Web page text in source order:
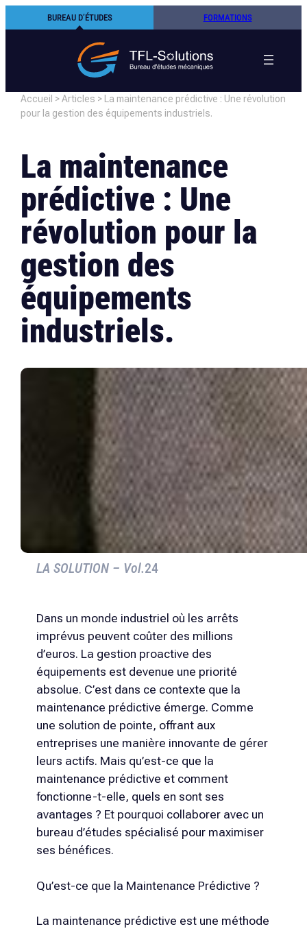
au
BUREAU D’ÉTUDES FORMATIONS
Accueil >Articles >
La maintenance prédictive : Une révolution
pour la gestion des équipements industriels.
La maintenance
prédictive : Une
révolution pour la
gestion des
équipements
industriels.
LA SOLUTION – Vol.24
Dans un monde industriel où les arrêts
imprévus peuvent coûter des millions
d’euros. La gestion proactive des
équipements est devenue une priorité
absolue. C’est dans ce contexte que la
maintenance prédictive émerge. Comme
une solution de pointe, offrant aux
entreprises une manière innovante de gérer
leurs actifs. Mais qu’est-ce que la
maintenance prédictive et comment
fonctionne-t-elle, quels en sont ses
avantages ? Et pourquoi collaborer avec un
bureau d’études spécialisé pour maximiser
ses bénéfices.
Qu’est-ce que la Maintenance Prédictive ?
La maintenance prédictive est une méthode